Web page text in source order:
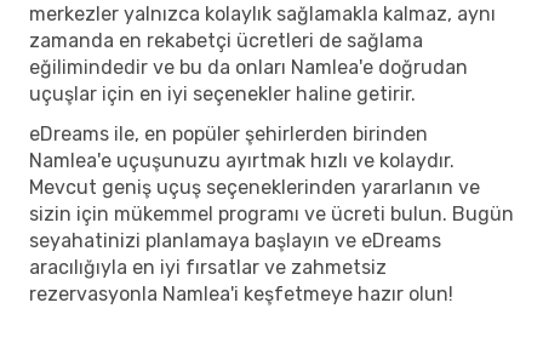
merkezler yalnızca kolaylık sağlamakla kalmaz, aynı
zamanda en rekabetçi ücretleri de sağlama
eğilimindedir ve bu da onları Namlea'e doğrudan
uçuşlar için en iyi seçenekler haline getirir.
eDreams ile, en popüler şehirlerden birinden
Namlea'e uçuşunuzu ayırtmak hızlı ve kolaydır.
Mevcut geniş uçuş seçeneklerinden yararlanın ve
sizin için mükemmel programı ve ücreti bulun. Bugün
seyahatinizi planlamaya başlayın ve eDreams
aracılığıyla en iyi fırsatlar ve zahmetsiz
rezervasyonla Namlea'i keşfetmeye hazır olun!